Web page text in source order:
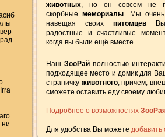
ни
животных, но он совсем не
скорбныемемориалы. Мы очень
навещая своих питомцев Вы
радостные и счастливые
когда вы были ещё вместе.
НашЗооРай полностью
подходящее место и домик для
страничку животного, причем,
сможете оставить еду своему
Подробнее о возможностях
Для удобства Вы можете добавить